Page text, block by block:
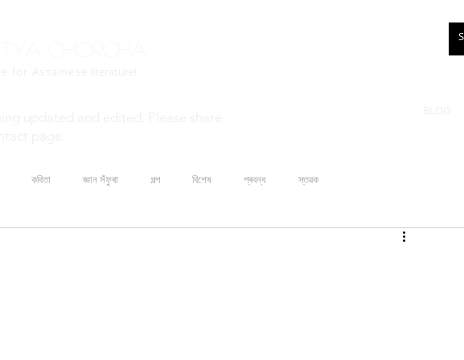
কবিতা জ্ঞান সঁফুৰা গল্প বিশেষ প্ৰবন্ধ স্তৱক